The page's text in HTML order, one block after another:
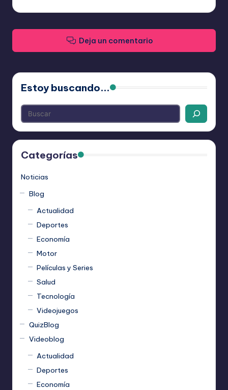
Deja un comentario
Estoy buscando...
Categorías
Noticias
Blog
Actualidad
Deportes
Economía
Motor
Películas y Series
Salud
Tecnología
Videojuegos
QuizBlog
Videoblog
Actualidad
Deportes
Economía